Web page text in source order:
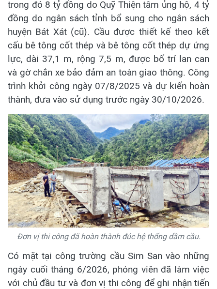
trong đó 8 tỷ đồng do Quỹ Thiện tâm ủng hộ, 4 tỷ
đồng do ngân sách tỉnh bổ sung cho ngân sách
huyện Bát Xát (cũ). Cầu được thiết kế theo kết
cấu bê tông cốt thép và bê tông cốt thép dự ứng
lực, dài 37,1 m, rộng 7,5 m, được bố trí lan can
và gờ chắn xe bảo đảm an toàn giao thông. Công
trình khởi công ngày 07/8/2025 và dự kiến hoàn
thành, đưa vào sử dụng trước ngày 30/10/2026.
Đơn vị thi công đã hoàn thành đúc hệ thống dầm cầu.
Có mặt tại công trường cầu Sim San vào những
ngày cuối tháng 6/2026, phóng viên đã làm việc
với chủ đầu tư và đơn vị thi công để ghi nhận tiến